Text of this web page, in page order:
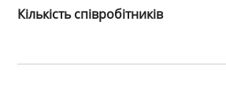
Кількість співробітників